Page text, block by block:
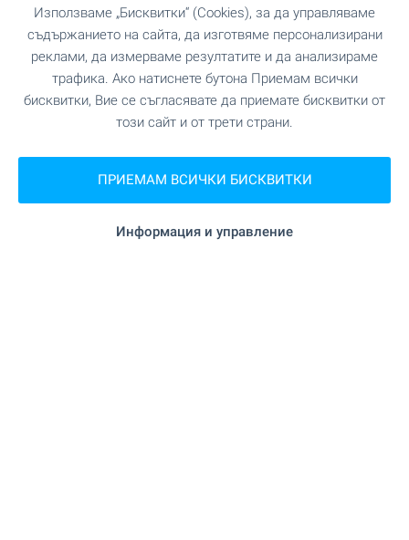
Нова жилищна сграда в кв.
Младост 1
175 000€
Използваме „Бисквитки“ (Cookies), за да управляваме
съдържанието на сайта, да изготвяме персонализирани
реклами, да измерваме резултатите и да анализираме
трафика. Ако натиснете бутона Приемам всички
бисквитки, Вие се съгласявате да приемате бисквитки от
този сайт и от трети страни.
ПРИЕМАМ ВСИЧКИ БИСКВИТКИ
Информация и управление